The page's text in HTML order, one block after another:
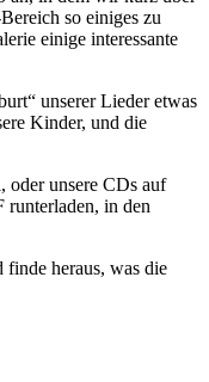
so einiges zu
einige interessante
unserer Lieder etwas
Kinder, und die
oder unsere CDs auf
runterladen, in den
finde heraus, was die